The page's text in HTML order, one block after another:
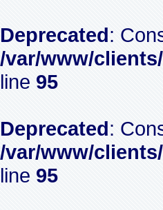
Deprecated:
/var/www/
line 95
Deprecated:
/var/www/
line 95